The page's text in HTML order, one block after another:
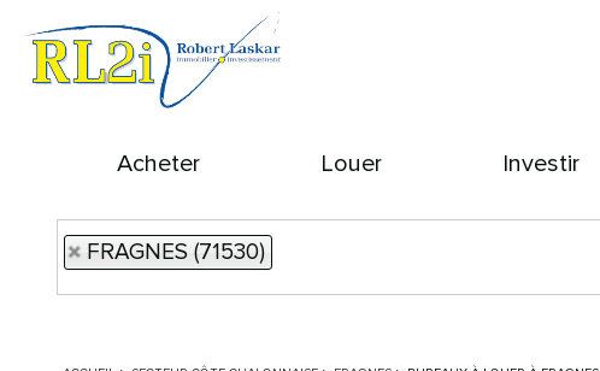
Acheter Louer Investir
FRAGNES (71530)